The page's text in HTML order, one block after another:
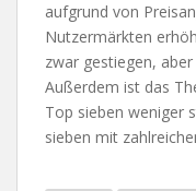
aufgrund von
Nutzermärkten
zwar gestiegen,
Außerdem ist das
Top sieben weniger
sieben mit